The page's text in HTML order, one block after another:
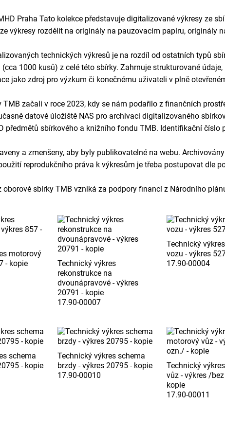
Praha Tato kolekce představuje digitalizované výkresy ze
výkresy rozdělit na originály na pauzovacím papíru, originály
technických výkresů je na rozdíl od ostatních typů
1000 kusů) z celé této sbírky. Zahrnuje strukturované
jako zdroj pro výzkum či konečnému uživateli v plně
začali v roce 2023, kdy se nám podařilo z finančních
datové úložiště NAS pro archivaci digitalizovaného
předmětů sbírkového a knižního fondu TMB. Identifikační číslo
a zmenšeny, aby byly publikovatelné na webu.
reprodukčního práva k výkresům je třeba postupovat dle
sbírky TMB vzniká za podpory financí z Národního
motorový
- kopie
Technický výkres
rekonstrukce na
dvounápravové - výkres
20791 - kopie
17.90-00007
Technický
vozu - výkres
17.90-00004
schema
- kopie
Technický výkres schema
brzdy - výkres 20795 - kopie
17.90-00010
Technický
vůz - výkres /
kopie
17.90-00011